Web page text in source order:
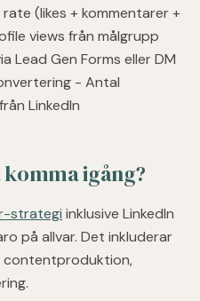
(likes + kommentarer +
views från målgrupp
Lead Gen Forms eller DM
- Antal
LinkedIn
igång?
strategi inklusive LinkedIn
på allvar. Det inkluderar
contentproduktion,